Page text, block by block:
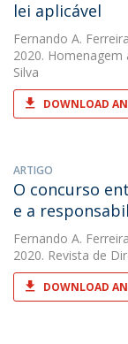
lei aplicável
Fernando A.
2020.
Silva
DOWNLOAD
ARTIGO
O concurso
e a
Fernando A.
2020. Revista de
DOWNLOAD